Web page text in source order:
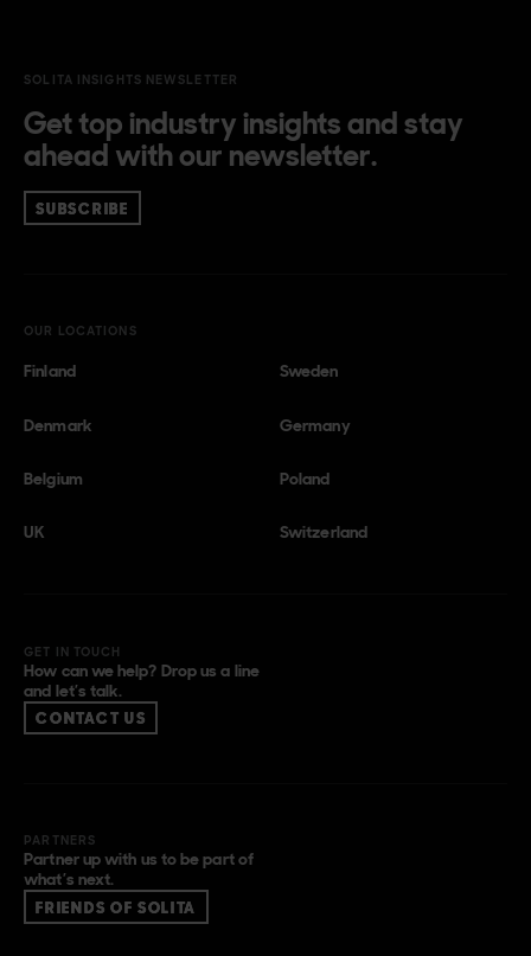
SOLITA INSIGHTS NEWSLETTER
Get top industry insights and stay
ahead with our newsletter.
SUBSCRIBE
OUR LOCATIONS
Finland Sweden
Denmark Germany
Belgium Poland
UK Switzerland
GET IN TOUCH
How can we help? Drop us a line
and let’s talk.
CONTACT US
PARTNERS
Partner up with us to be part of
what’s next.
FRIENDS OF SOLITA